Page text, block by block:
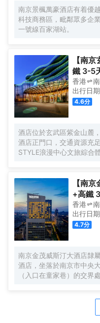
宴會及兩間380平方米多
域，則滿足賓客各種形式
南京景楓萬豪酒店有着優
科技商務區，毗鄰眾多企
一號線百家湖站。
【南
鐵 3-5
香港
出行日
4.6分
酒店位於玄武區紫金山麓
酒店正門口，交通資源充
STYLE浪漫中心文旅綜合
【南
+高鐵
香港
出行日
4.7分
南京金茂威斯汀大酒店隸
酒店，坐落於南京市中央
（入口在童家巷）的交界